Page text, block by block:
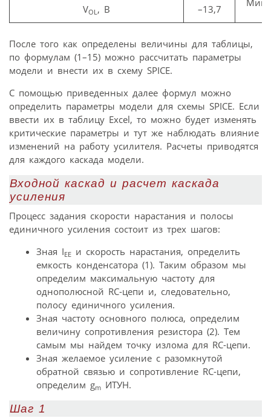
VOL, В –13,7
После того как определены величины для таблицы,
по формулам (1–15) можно рассчитать параметры
модели и внести их в схему SPICE.
С помощью приведенных далее формул можно
определить параметры модели для схемы SPICE. Если
ввести их в таблицу Excel, то можно будет изменять
критические параметры и тут же наблюдать влияние
изменений на работу усилителя. Расчеты приводятся
для каждого каскада модели.
Входной каскад и расчет каскада
усиления
Процесс задания скорости нарастания и полосы
единичного усиления состоит из трех шагов:
Зная IEE и скорость нарастания, определить
емкость конденсатора (1). Таким образом мы
определим максимальную частоту для
однополюсной RC-цепи и, следовательно,
полосу единичного усиления.
Зная частоту основного полюса, определим
величину сопротивления резистора (2). Тем
самым мы найдем точку излома для RC-цепи.
Зная желаемое усиление с разомкнутой
обратной связью и сопротивление RC-цепи,
определим gm ИТУН.
Шаг 1